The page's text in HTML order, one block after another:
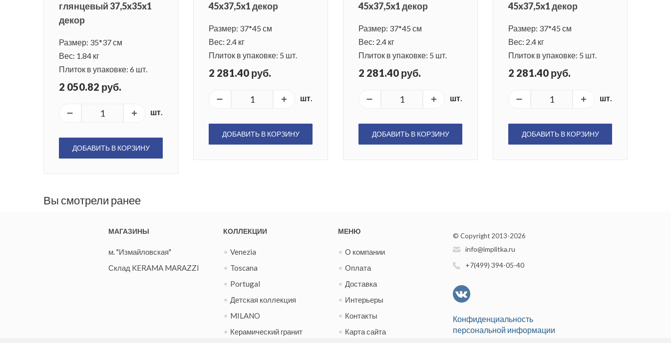
глянцевый 37,5x35x1
декор
Размер: 35*37 см
Вес: 1.84 кг
Плиток в упаковке: 6 шт.
2 050.82 руб.
шт.
ДОБАВИТЬ В КОРЗИНУ
45x37,5x1 декор
Размер: 37*45 см
Вес: 2.4 кг
Плиток в упаковке: 5 шт.
2 281.40 руб.
шт.
ДОБАВИТЬ В КОРЗИНУ
45x37,5x1 декор
Размер: 37*45 см
Вес: 2.4 кг
Плиток в упаковке: 5 шт.
2 281.40 руб.
шт.
ДОБАВИТЬ В КОРЗИНУ
45x37,5x1 декор
Размер: 37*45 см
Вес: 2.4 кг
Плиток в упаковке: 5 шт.
2 281.40 руб.
шт.
ДОБАВИТЬ В КОРЗИНУ
Вы смотрели ранее
МАГАЗИНЫ
м. "Измайловская"
Склад KERAMA MARAZZI
КОЛЛЕКЦИИ
Venezia
Toscana
Portugal
Детская коллекция
MILANO
Керамический гранит
МЕНЮ
О компании
Оплата
Доставка
Интерьеры
Контакты
Карта сайта
© Copyright 2013-2026
info@implitka.ru
+7(499) 394-05-40
Конфиденциальность
персональной информации